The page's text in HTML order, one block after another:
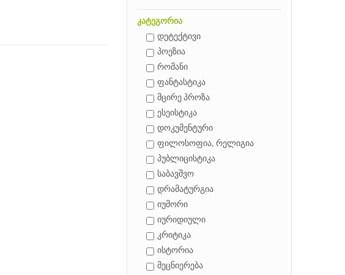
კატეგორია
დეტექტივი
პოეზია
რომანი
ფანტასტიკა
მცირე პროზა
ესეისტიკა
დოკუმენტური
ფილოსოფია, რელიგია
პუბლიცისტიკა
საბავშვო
დრამატურგია
იუმორი
იურიდიული
კრიტიკა
ისტორია
მეცნიერება